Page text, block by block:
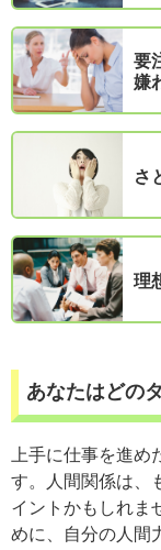
要
嫌
さ
理
あなたはどの
上手に仕事を進
す。人間関係は、
イントかもしれま
めに、自分の人間